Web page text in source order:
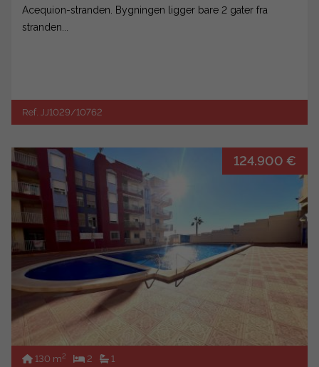
Acequion-stranden. Bygningen ligger bare 2 gater fra
stranden...
Ref. JJ1029/10762
124.900 €
130 m2 2 1